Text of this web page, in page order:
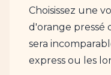
Choisissez une
d'orange pressé
sera
express ou les